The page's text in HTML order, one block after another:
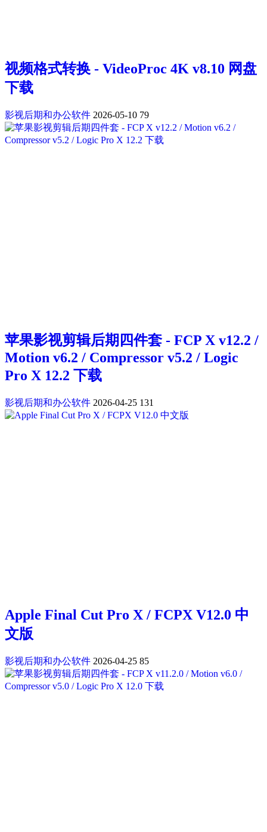
视频格式转换 - VideoProc 4K v8.10 网盘
下载
影视后期和办公软件 2026-05-10 79
苹果影视剪辑后期四件套 - FCP X v12.2 /
Motion v6.2 / Compressor v5.2 / Logic
Pro X 12.2 下载
影视后期和办公软件 2026-04-25 131
Apple Final Cut Pro X / FCPX V12.0 中
文版
影视后期和办公软件 2026-04-25 85